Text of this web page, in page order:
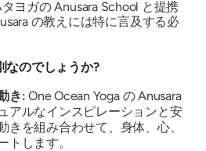
ヨガの Anusara School と提携
の教えには特に言及する必
なのでしょうか?
き:One Ocean Yoga の Anusara
アルなインスピレーションと安
きを組み合わせて、身体、心、
トします。